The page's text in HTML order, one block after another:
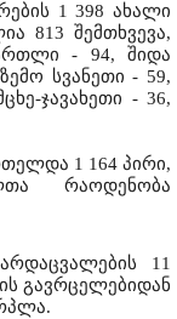
1 398 ახალი
813 შემთხვევა,
- 94, შიდა
სვანეთი - 59,
ჯავახეთი - 36,
1 164 პირი,
რაოდენობა
11
გავრცელებიდან